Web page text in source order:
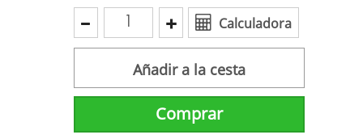
Calculadora
Añadir a la cesta
Comprar